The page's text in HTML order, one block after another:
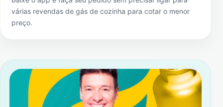
várias revendas de gás de cozinha para cotar o menor
preço.